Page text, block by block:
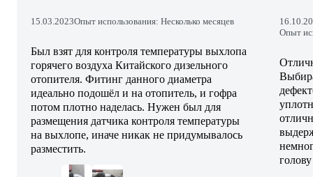
15.03.2023Опыт использования: Несколько месяцев
Был взят для контроля температуры выхлопа
горячего воздуха Китайского дизельного
отопителя. Фитинг данного диаметра
идеально подошёл и на отопитель, и гофра
потом плотно наделась. Нужен был для
размещения датчика контроля температуры
на выхлопе, иначе никак не придумывалось
разместить.
Опыт